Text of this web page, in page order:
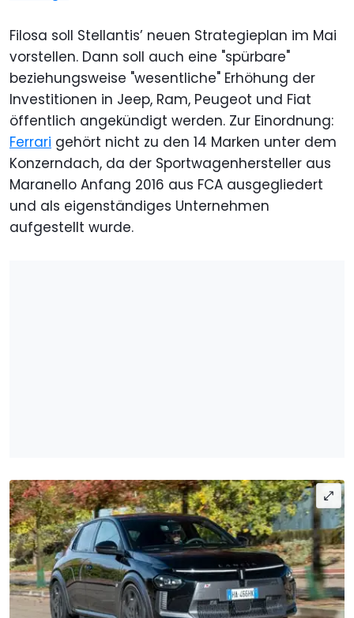
Filosa soll Stellantis’ neuen Strategieplan im Mai
vorstellen. Dann soll auch eine "spürbare"
beziehungsweise "wesentliche" Erhöhung der
Investitionen in Jeep, Ram, Peugeot und Fiat
öffentlich angekündigt werden. Zur Einordnung:
Ferrari gehört nicht zu den 14 Marken unter dem
Konzerndach, da der Sportwagenhersteller aus
Maranello Anfang 2016 aus FCA ausgegliedert
und als eigenständiges Unternehmen
aufgestellt wurde.